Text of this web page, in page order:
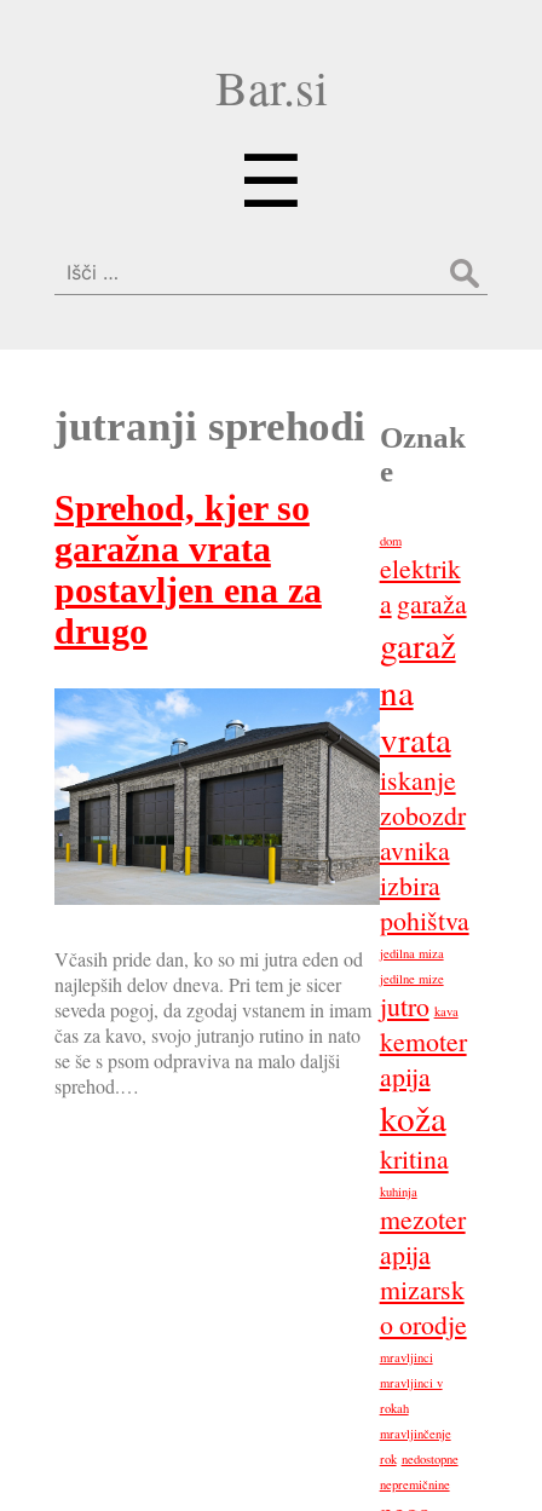
Bar.si
☰
Išči:
jutranji sprehodi
Sprehod, kjer so
garažna vrata
postavljen ena za
drugo
Včasih pride dan, ko so mi jutra eden od
najlepših delov dneva. Pri tem je sicer
seveda pogoj, da zgodaj vstanem in imam
čas za kavo, svojo jutranjo rutino in nato
se še s psom odpraviva na malo daljši
sprehod.…
Oznak
e
dom
elektrik
agaraža
garaž
na
vrata
iskanje
zobozdr
avnika
izbira
pohištva
jedilna miza
jedilne mize
jutro kava
kemoter
apija
koža
kritina
kuhinja
mezoter
apija
mizarsk
o orodje
mravljinci
mravljinci v
rokah
mravljinčenje
rok nedostopne
nepremičnine